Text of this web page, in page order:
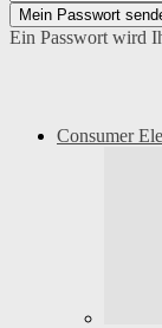
Ein Passwort wird
Consumer